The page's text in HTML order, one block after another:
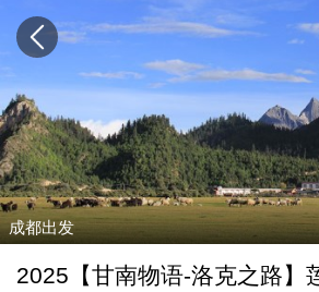
成都出发
2025【甘南物语-洛克之路】